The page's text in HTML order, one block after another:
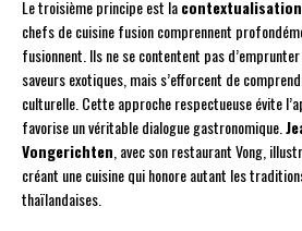
Le troisième principe est la
chefs de cuisine fusion comprennent
fusionnent. Ils ne se contentent pas
saveurs exotiques, mais s’efforcent de
culturelle. Cette approche respectueuse évite
favorise un véritable dialogue gastronomique.
Vongerichten, avec son restaurant Vong,
créant une cuisine qui honore autant les
thaïlandaises.